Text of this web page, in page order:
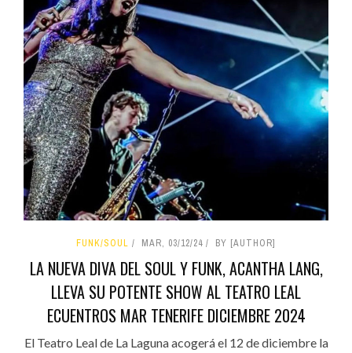
FUNK/SOUL MAR, 03/12/24 BY [AUTHOR]
LA NUEVA DIVA DEL SOUL Y FUNK, ACANTHA LANG,
LLEVA SU POTENTE SHOW AL TEATRO LEAL
ECUENTROS MAR TENERIFE DICIEMBRE 2024
El Teatro Leal de La Laguna acogerá el 12 de diciembre la